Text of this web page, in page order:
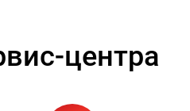
центра